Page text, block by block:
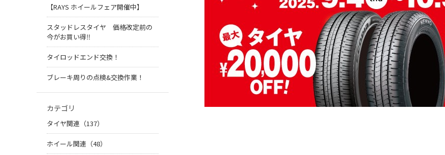
【RAYS ホイールフェア開催中】
スタッドレスタイヤ 価格改定前の
今がお買い得‼️
タイロッドエンド交換！
ブレーキ周りの点検&交換作業！
カテゴリ
タイヤ関連（137）
ホイール関連（48）